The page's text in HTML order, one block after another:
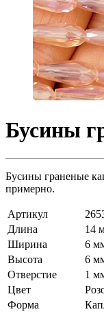
Бусины
Бусины граненые
примерно.
Артикул
Длина
14
Ширина
6
Высота
6
Отверстие
1
Цвет
Форма